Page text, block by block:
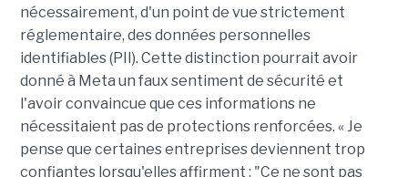
nécessairement, d'un point de vue strictement
réglementaire, des données personnelles
identifiables (PII). Cette distinction pourrait avoir
donné à Meta un faux sentiment de sécurité et
l'avoir convaincue que ces informations ne
nécessitaient pas de protections renforcées. « Je
pense que certaines entreprises deviennent trop
confiantes lorsqu'elles affirment : "Ce ne sont pas